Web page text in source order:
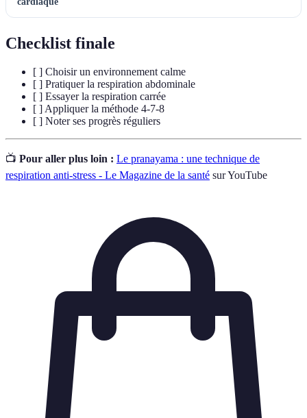
Checklist finale
[ ] Choisir un environnement calme
[ ] Pratiquer la respiration abdominale
[ ] Essayer la respiration carrée
[ ] Appliquer la méthode 4-7-8
[ ] Noter ses progrès réguliers
📺 Pour aller plus loin : Le pranayama : une technique de
respiration anti-stress - Le Magazine de la santé sur YouTube